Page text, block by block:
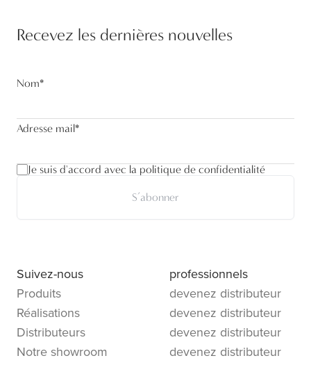
Recevez les dernières nouvelles
Nom*
Adresse mail*
Je suis d'accord avec la politique de confidentialité
S’abonner
Suivez-nous
Produits
Réalisations
Distributeurs
Notre showroom
professionnels
devenez distributeur
devenez distributeur
devenez distributeur
devenez distributeur